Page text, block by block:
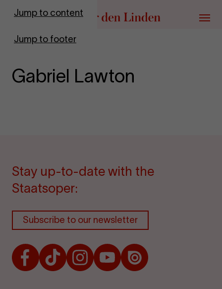
Jump to content
Jump to footer
Go to homepage
Menu
Gabriel Lawton
Stay up-to-date with the
Staatsoper:
Subscribe to our newsletter
FacebookTikTok InstagramYoutubeIssuu